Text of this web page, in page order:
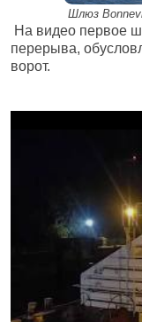
Шлюз
На видео первое
перерыва, обу
ворот.